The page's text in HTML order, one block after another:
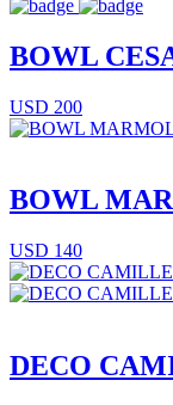
BOWL
USD 200
BOWL
USD 140
DECO